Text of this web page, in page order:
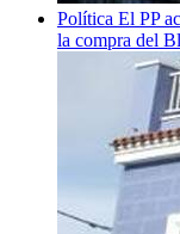
Política El PP
la compra del